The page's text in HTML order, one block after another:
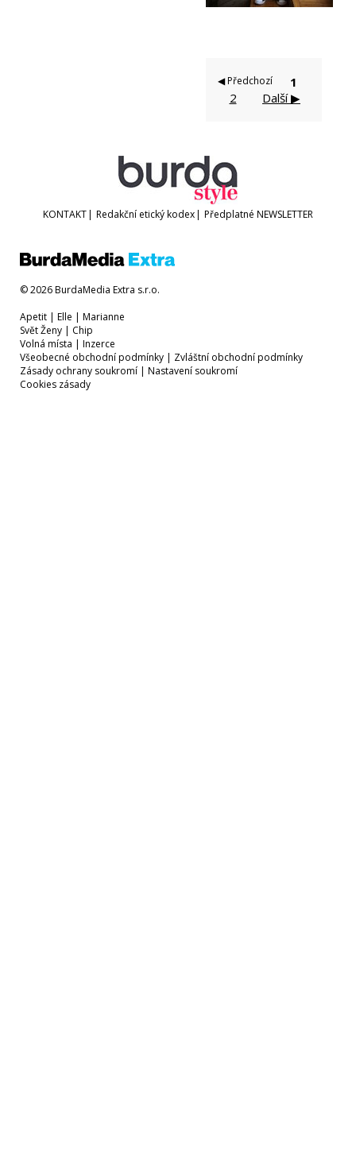
◀ Předchozí
1
2
Další ▶
KONTAKT| Redakční etický kodex| Předplatné NEWSLETTER
© 2026 BurdaMedia Extra s.r.o.
Apetit | Elle | Marianne
Svět Ženy | Chip
Volná místa | Inzerce
Všeobecné obchodní podmínky | Zvláštní obchodní podmínky
Zásady ochrany soukromí | Nastavení soukromí
Cookies zásady